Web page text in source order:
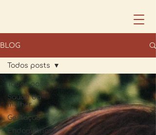
BLOG
Todos posts
Saúde da
mulher
Gestação
Endometriose
Todos posts